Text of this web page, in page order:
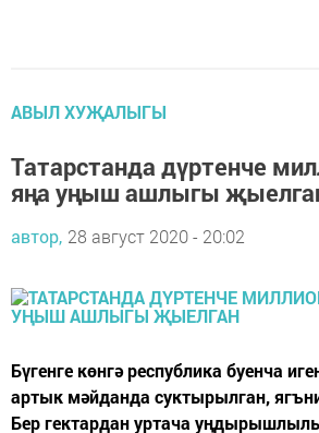
АВЫЛ ХУҖАЛЫГЫ
Татарстанда дүртенче
яңа уңыш ашлыгы
автор, 28 август 2020 - 20:02
Бүгенге көнгә республика буенча
артык мәйданда суктырылган,
Бер гектардан уртача